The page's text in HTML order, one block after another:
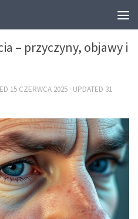
– przyczyny, objawy i
15 CZERWCA 2025 · UPDATED 31